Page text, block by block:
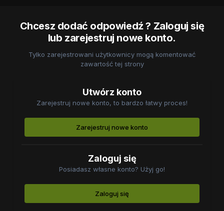
Chcesz dodać odpowiedź ? Zaloguj się
lub zarejestruj nowe konto.
Tylko zarejestrowani użytkownicy mogą komentować
zawartość tej strony
Utwórz konto
Zarejestruj nowe konto, to bardzo łatwy proces!
Zarejestruj nowe konto
Zaloguj się
Posiadasz własne konto? Użyj go!
Zaloguj się